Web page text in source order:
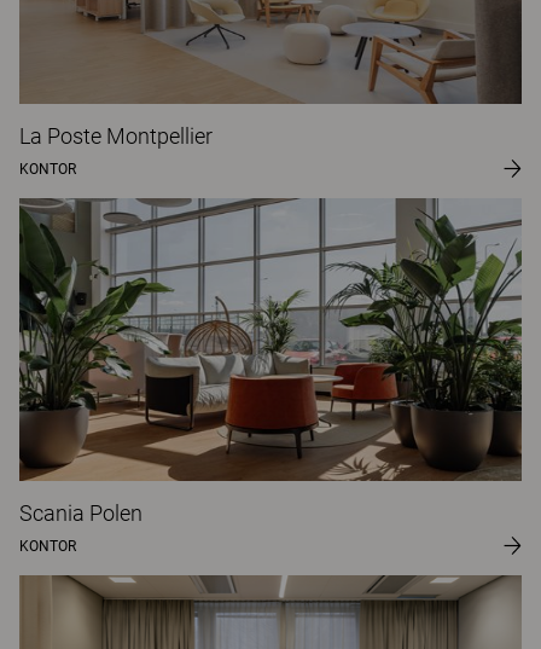
La Poste Montpellier
KONTOR
Scania Polen
KONTOR